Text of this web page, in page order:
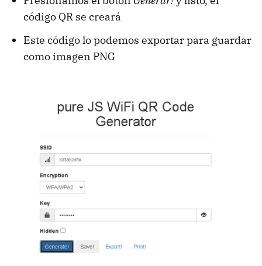
código QR se creará
Este código lo podemos exportar para guardar
como imagen PNG